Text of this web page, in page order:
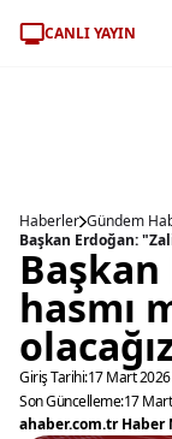
CANLI YAYIN
Haberler Gündem
Başkan Erdoğan:
hasmı
Giriş Tarihi:17 Mart
Son Güncelleme:17
ahaber.com.tr Haber